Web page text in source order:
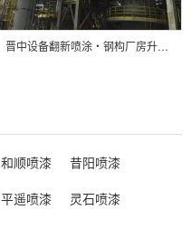
晋中设备翻新喷涂・钢构厂房升级改造
和顺喷漆
昔阳喷漆
平遥喷漆 灵石喷漆